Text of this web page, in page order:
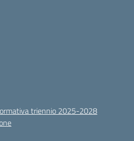
triennio 2025-2028